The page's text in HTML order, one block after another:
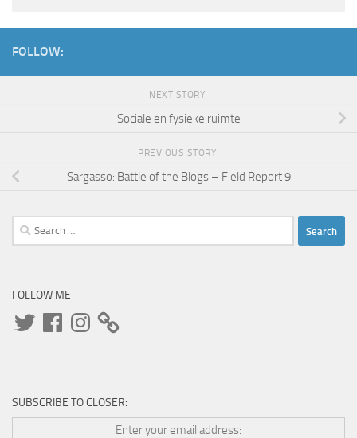
FOLLOW:
NEXT STORY
Sociale en fysieke ruimte
PREVIOUS STORY
Sargasso: Battle of the Blogs – Field Report 9
Search
for:
FOLLOW ME
TwitterFacebookInstagram
SUBSCRIBE TO CLOSER:
Enter your email address: